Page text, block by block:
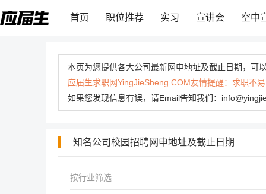
首页 职位推荐 实习 宣讲会 空中
本页为您提供各大公司最新网申地址及截止日期，可
应届生求职网YingJieSheng.COM友情提醒：求职不
如果您发现信息有误，请Email告知我们：
知名公司校园招聘网申地址及截止日期
按行业筛选